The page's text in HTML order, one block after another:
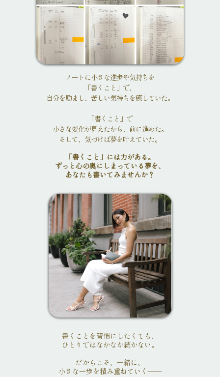
ノートに小さな進歩や気持ちを
「書くこと」で、
自分を励まし、苦しい気持ちを癒していた。
「書くこと」で
小さな変化が見えたから、前に進めた。
そして、気づけば夢を叶えていた。
「書くこと」には力がある。
ずっと心の奥にしまっている夢を、
あなたも書いてみませんか？
書くことを習慣にしたくても、
ひとりではなかなか続かない。
だからこそ、一緒に、
小さな一歩を積み重ねていく——